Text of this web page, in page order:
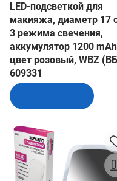
LED-подсветкой для
макияжа, диаметр 17
3 режима свечения,
аккумулятор 1200
цвет розовый, WBZ
609331